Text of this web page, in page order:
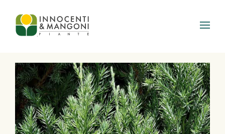
Skip to main content